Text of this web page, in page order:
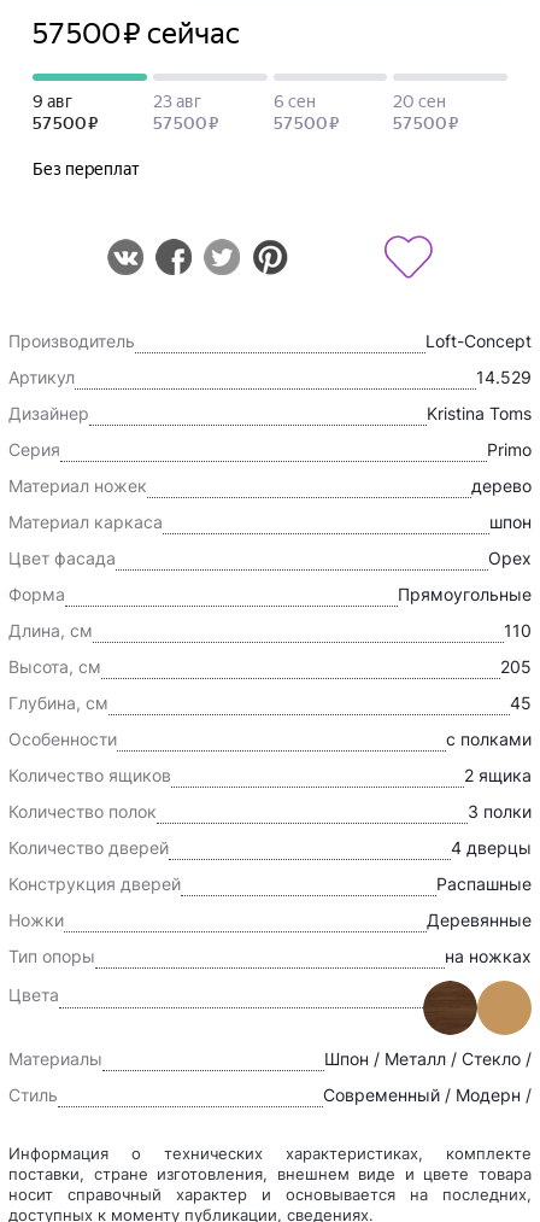
Производитель
Loft-Concept
Артикул
14.529
Дизайнер
Kristina Toms
Серия
Primo
Материал ножек
дерево
Материал каркаса
шпон
Цвет фасада
Орех
Форма
Прямоугольные
Длина, см
110
Высота, см
205
Глубина, см
45
Особенности
с полками
Количество ящиков
2 ящика
Количество полок
3 полки
Количество дверей
4 дверцы
Конструкция дверей
Распашные
Ножки
Деревянные
Тип опоры
на ножках
Цвета
Материалы
Шпон / Металл / Стекло /
Стиль
Современный / Модерн /
Информация о технических характеристиках, комплекте
поставки, стране изготовления, внешнем виде и цвете товара
носит справочный характер и основывается на последних,
доступных к моменту публикации, сведениях.